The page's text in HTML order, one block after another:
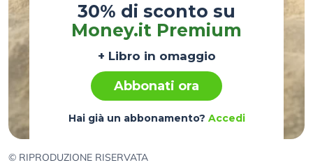
30% di sconto su
Money.it Premium
+ Libro in omaggio
Abbonati ora
Hai già un abbonamento? Accedi
© RIPRODUZIONE RISERVATA